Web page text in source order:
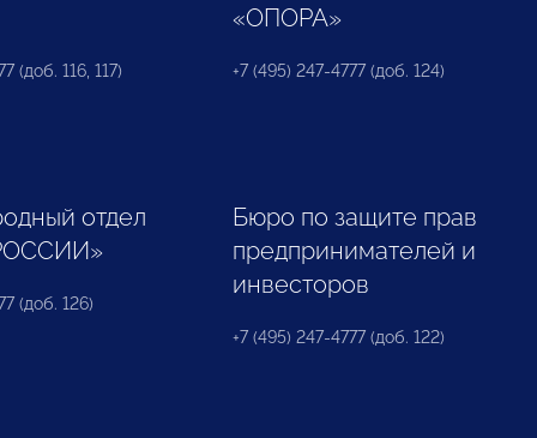
(доб. 116, 117)
«ОПОРА»
+7 (495) 247-4777 (доб. 124)
отдел
(доб. 126)
Бюро по защите прав
предпринимателей и
инвесторов
+7 (495) 247-4777 (доб. 122)